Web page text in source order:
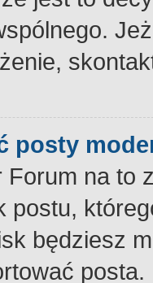
posty
na to
postu,
będziesz
posta.